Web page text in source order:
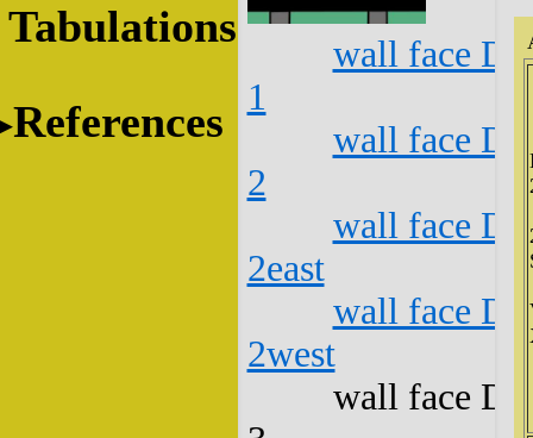
Tabulations
References
wall face
1
wall face
2
wall face
2east
wall face
2west
wall face